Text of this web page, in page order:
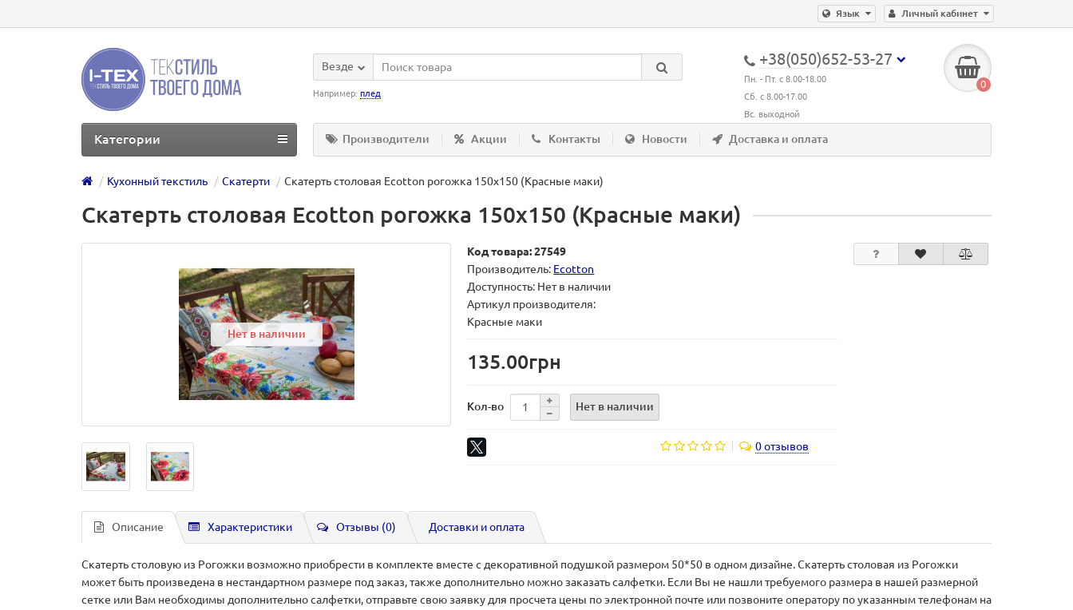
Личный кабинет
Язык
+38(050)652-53-27
Пн. - Пт. с 8.00-18.00
Сб. с 8.00-17.00
Вс. выходной
0
Везде
Например: плед
Производители Акции Контакты Новости Доставка и оплата
Категории
Кухонный текстиль Скатерти Скатерть столовая Ecotton рогожка 150х150 (Красные маки)
Скатерть столовая Ecotton рогожка 150х150 (Красные маки)
Нет в наличии
Код товара: 27549
Производитель: Ecotton
Доступность: Нет в наличии
Артикул производителя:
Красные маки
135.00грн
Кол-во Нет в наличии
0 отзывов
Описание Характеристики Отзывы (0) Доставки и оплата
Скатерть столовую из Рогожки возможно приобрести в комплекте вместе с декоративной подушкой размером 50*50 в одном дизайне. Скатерть столовая из Рогожки
может быть произведена в нестандартном размере под заказ, также дополнительно можно заказать салфетки. Если Вы не нашли требуемого размера в нашей размерной
сетке или Вам необходимы дополнительно салфетки, отправьте свою заявку для просчета цены по электронной почте или позвоните оператору по указанным телефонам на